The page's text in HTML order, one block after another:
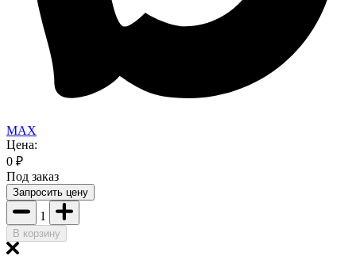
MAX
Цена:
0 ₽
Под заказ
Запросить цену
1
В корзину